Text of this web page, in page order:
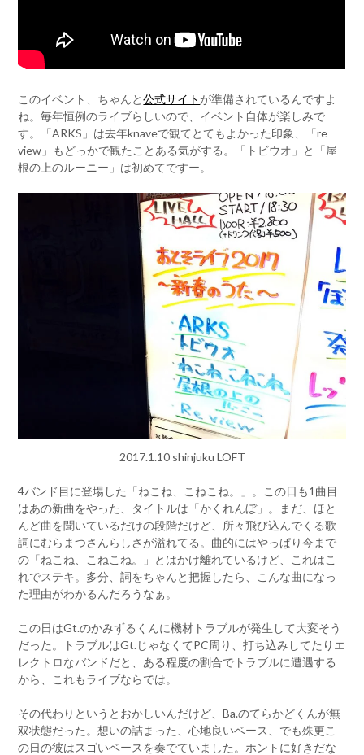
このイベント、ちゃんと公式サイト が準備されているんですよ
ね。毎年恒例のライブらしいので、イベント自体が楽しみで
す。「ARKS」は去年knaveで観てとてもよかった印象、「re
view」もどっかで観たことある気がする。「トビウオ」と「屋
根の上のルーニー」は初めてですー。
2017.1.10 shinjuku LOFT
4バンド目に登場した「ねこね、こねこね。」。この日も1曲目
はあの新曲をやった、タイトルは「かくれんぼ」。まだ、ほと
んど曲を聞いているだけの段階だけど、所々飛び込んでくる歌
詞にむらまつさんらしさが溢れてる。曲的にはやっぱり今まで
の「ねこね、こねこね。」とはかけ離れているけど、これはこ
れでステキ。多分、詞をちゃんと把握したら、こんな曲になっ
た理由がわかるんだろうなぁ。
この日はGt.のかみずるくんに機材トラブルが発生して大変そう
だった。トラブルはGt.じゃなくてPC周り、打ち込みしてたりエ
レクトロなバンドだと、ある程度の割合でトラブルに遭遇する
から、これもライブならでは。
その代わりというとおかしいんだけど、Ba.のてらかどくんが無
双状態だった。想いの詰まった、心地良いベース、でも殊更こ
の日の彼はスゴいベースを奏でていました。ホントに好きだな